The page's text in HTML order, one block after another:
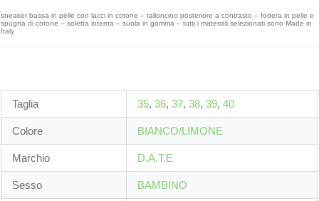
sneaker bassa in pelle con lacci in cotone – talloncino posteriore a contrasto – fodera in pelle e
spugna di cotone – soletta interna – suola in gomma – tutti i materiali selezionati sono Made in
Italy
Taglia 35, 36, 37, 38, 39, 40
Colore BIANCO/LIMONE
Marchio D.A.T.E
Sesso BAMBINO